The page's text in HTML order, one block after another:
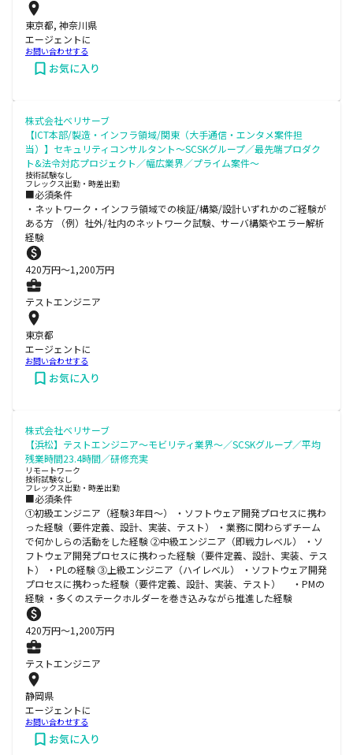
東京都, 神奈川県
エージェントに
お問い合わせする
お気に入り
株式会社ベリサーブ
【ICT本部/製造・インフラ領域/関東（大手通信・エンタメ案件担
当）】セキュリティコンサルタント～SCSKグループ／最先端プロダク
ト&法令対応プロジェクト／幅広業界／プライム案件～
技術試験なし
フレックス出勤・時差出勤
■必須条件
・ネットワーク・インフラ領域での検証/構築/設計いずれかのご経験が
ある方 （例）社外/社内のネットワーク試験、サーバ構築やエラー解析
経験
420万円〜1,200万円
テストエンジニア
東京都
エージェントに
お問い合わせする
お気に入り
株式会社ベリサーブ
【浜松】テストエンジニア～モビリティ業界～／SCSKグループ／平均
残業時間23.4時間／研修充実
リモートワーク
技術試験なし
フレックス出勤・時差出勤
■必須条件
①初級エンジニア（経験3年目～） ・ソフトウェア開発プロセスに携わ
った経験（要件定義、設計、実装、テスト） ・業務に関わらずチーム
で何かしらの活動をした経験 ②中級エンジニア（即戦力レベル） ・ソ
フトウェア開発プロセスに携わった経験（要件定義、設計、実装、テス
ト） ・PLの経験 ③上級エンジニア（ハイレベル） ・ソフトウェア開発
プロセスに携わった経験（要件定義、設計、実装、テスト） ・PMの
経験 ・多くのステークホルダーを巻き込みながら推進した経験
420万円〜1,200万円
テストエンジニア
静岡県
エージェントに
お問い合わせする
お気に入り